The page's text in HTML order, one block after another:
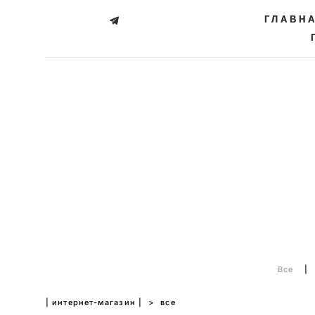
Все
| интернет-магазин | > все